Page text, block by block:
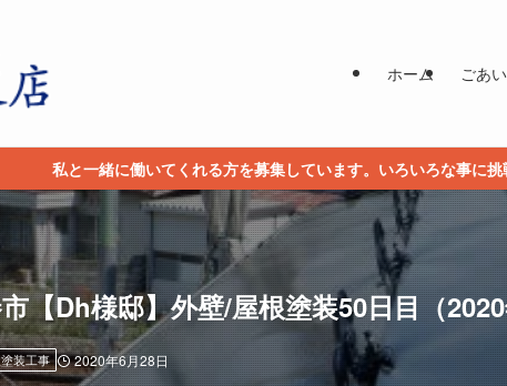
ホーム ごあ
私と一緒に働いてくれる方を募集しています。いろいろな事に
【Dh様邸】外壁/屋根塗装50日目（
装工事 2020年6月28日